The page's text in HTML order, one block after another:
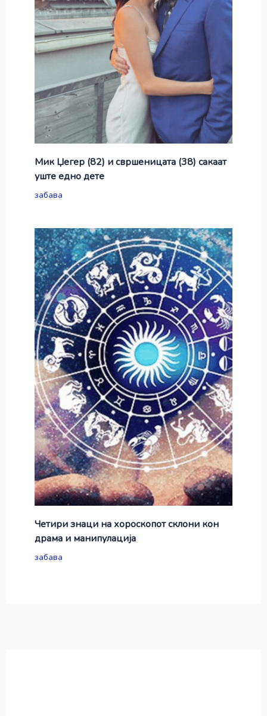
Мик Џегер (82) и свршеницата (38) сакаат
уште едно дете
забава
Четири знаци на хороскопот склони кон
драма и манипулација
забава